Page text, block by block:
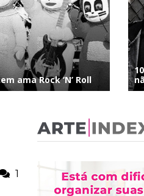
ama Rock ‘N’ Roll
1